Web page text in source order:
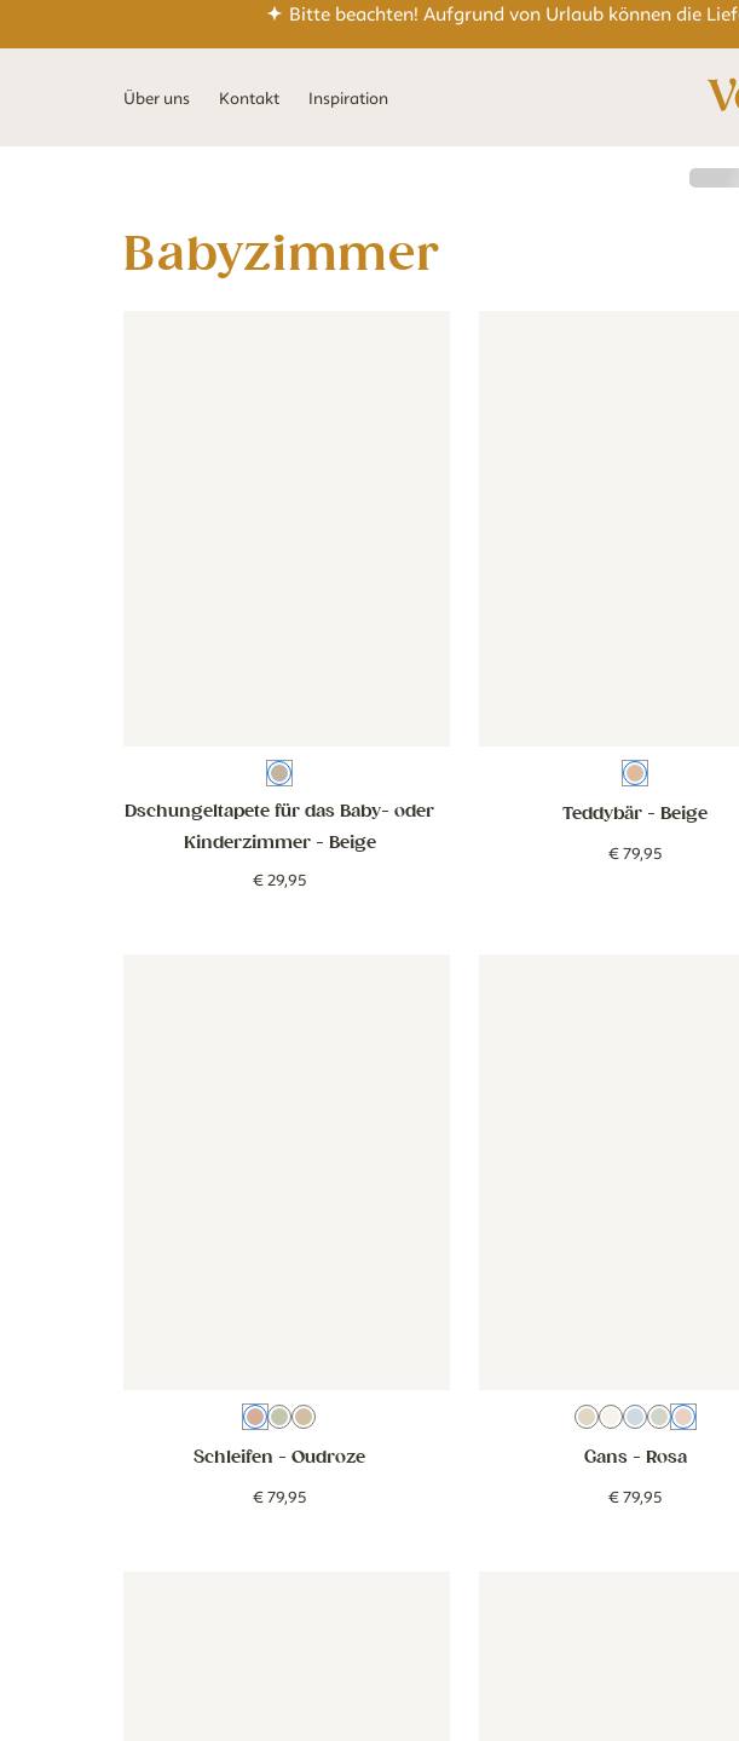
Bitte beachten! Aufgrund von Urlaub können die
Über uns Kontakt Inspiration
Babyzimmer
Beige
Dschungeltapete für das Baby- oder
Kinderzimmer- Beige
€29,95
Beige
Teddybär - Beige
€79,95
Oudroze
GroenBeige
Schleifen - Oudroze
€79,95
BeigeCreme
BlauGrünRosa
Gans- Rosa
€79,95